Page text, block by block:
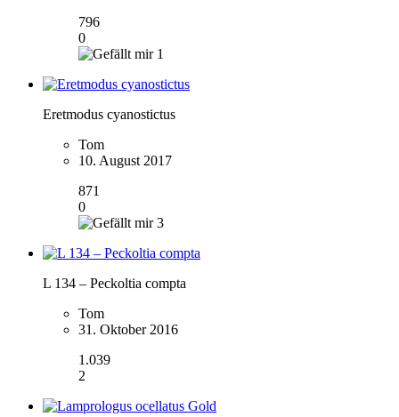
796
0
1
Eretmodus cyanostictus
Tom
10. August 2017
871
0
3
L 134 – Peckoltia compta
Tom
31. Oktober 2016
1.039
2